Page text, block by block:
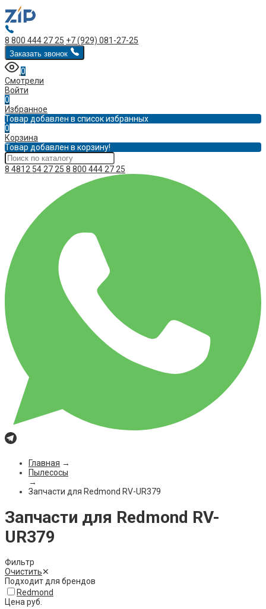
8 800 444 27 25 +7 (929) 081-27-25
Заказать звонок
0
Смотрели
Войти
0
Избранное
Товар добавлен в список избранных
0
Корзина
Товар добавлен в корзину!
8 4812 54 27 25 8 800 444 27 25
Главная →
Пылесосы
→
Запчасти для Redmond RV-UR379
Запчасти для Redmond RV-
UR379
Фильтр
Очистить✕
Подходит для брендов
Redmond
Ценаруб.